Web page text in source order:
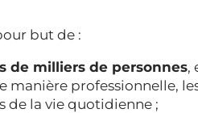
but de :
de milliers de personnes,
professionnelle,
de la vie quotidienne ;